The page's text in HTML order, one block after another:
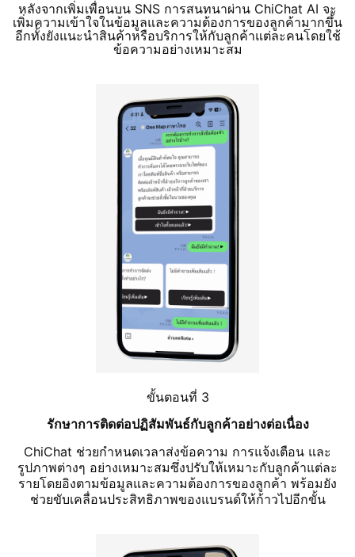
หลังจากเพิ่มเพื่อนบน SNS การสนทนาผ่าน ChiChat AI จะ
เพิ่มความเข้าใจในข้อมูลและความต้องการของลูกค้ามากขึ้น
อีกทั้งยังแนะนำสินค้าหรือบริการให้กับลูกค้าแต่ละคนโดยใช้
ข้อความอย่างเหมาะสม
ขั้นตอนที่ 3
รักษาการติดต่อปฏิสัมพันธ์กับลูกค้าอย่างต่อเนื่อง
ChiChat ช่วยกำหนดเวลาส่งข้อความ การแจ้งเตือน และ
รูปภาพต่างๆ อย่างเหมาะสมซึ่งปรับให้เหมาะกับลูกค้าแต่ละ
รายโดยอิงตามข้อมูลและความต้องการของลูกค้า พร้อมยัง
ช่วยขับเคลื่อนประสิทธิภาพของแบรนด์ให้ก้าวไปอีกขั้น